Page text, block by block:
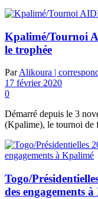
Kpalimé/Tournoi
le trophée
Par Alikoura |
17 février 2020
0
Démarré depuis le 3
(Kpalime), le tournoi de
Togo/
des engagements